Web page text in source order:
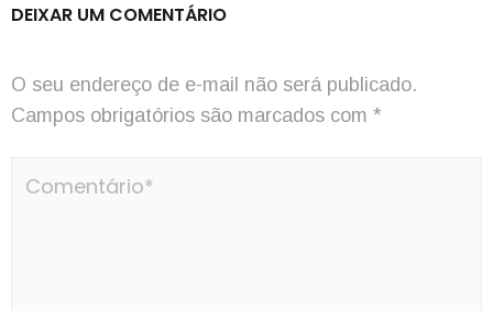
DEIXAR UM COMENTÁRIO
O seu endereço de e-mail não será publicado.
Campos obrigatórios são marcados com *